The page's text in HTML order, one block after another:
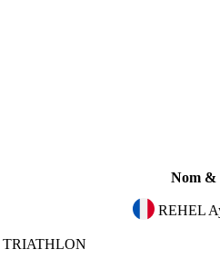
Nom &
REHEL
TRIATHLON